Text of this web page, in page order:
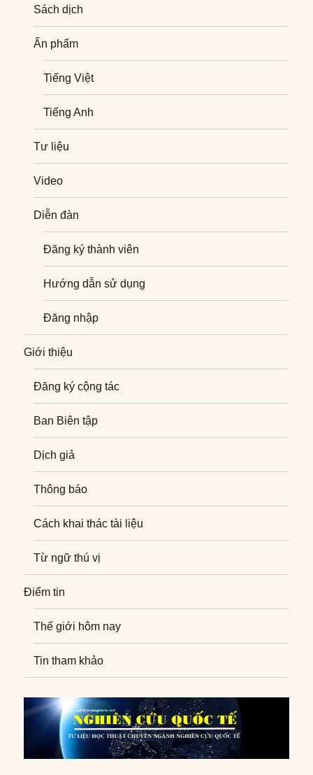
Sách dịch
Ấn phẩm
Tiếng Việt
Tiếng Anh
Tư liệu
Video
Diễn đàn
Đăng ký thành viên
Hướng dẫn sử dụng
Đăng nhập
Giới thiệu
Đăng ký cộng tác
Ban Biên tập
Dịch giả
Thông báo
Cách khai thác tài liệu
Từ ngữ thú vị
Điểm tin
Thế giới hôm nay
Tin tham khảo